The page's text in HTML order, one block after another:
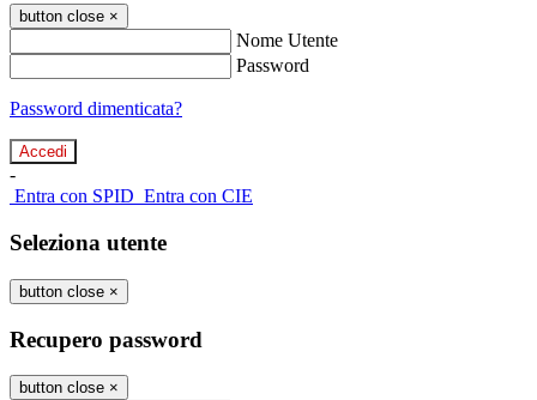
button close ×
Nome Utente
Password
Password dimenticata?
-
Entra con SPID Entra con CIE
Seleziona utente
button close ×
Recupero password
button close ×